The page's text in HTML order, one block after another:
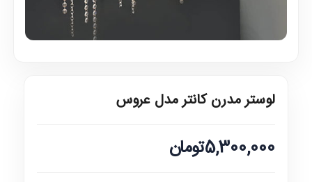
لوستر مدرن کانتر مدل عروس
5,300,000تومان